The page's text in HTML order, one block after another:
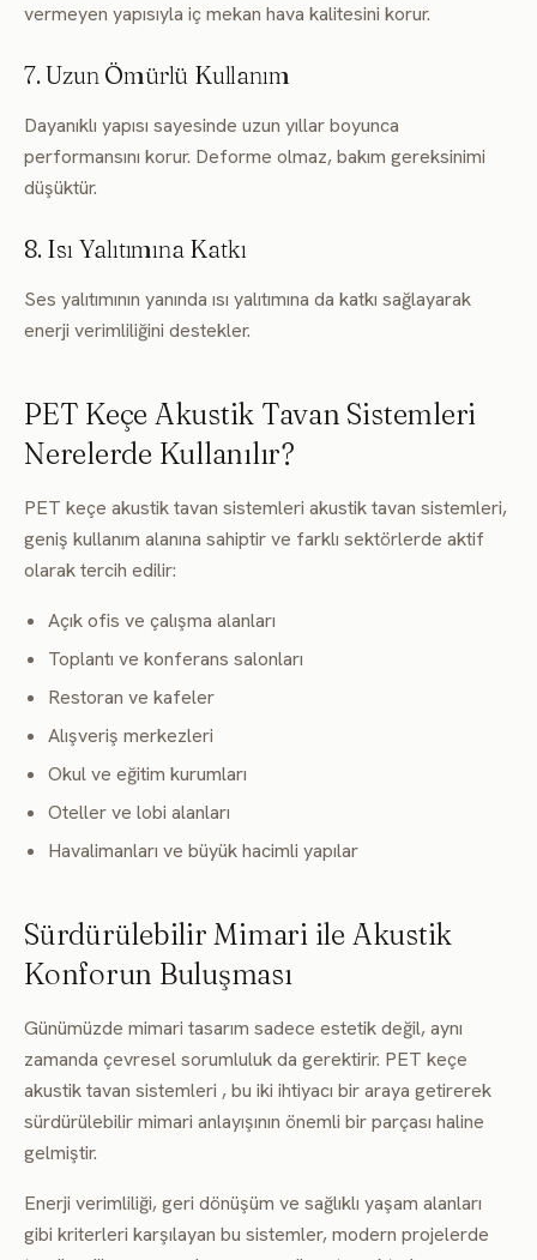
vermeyen yapısıyla iç mekan hava kalitesini korur.
7. Uzun Ömürlü Kullanım
Dayanıklı yapısı sayesinde uzun yıllar boyunca
performansını korur. Deforme olmaz, bakım gereksinimi
düşüktür.
8. Isı Yalıtımına Katkı
Ses yalıtımının yanında ısı yalıtımına da katkı sağlayarak
enerji verimliliğini destekler.
PET Keçe Akustik Tavan Sistemleri
Nerelerde Kullanılır?
PET keçe akustik tavan sistemleri akustik tavan sistemleri,
geniş kullanım alanına sahiptir ve farklı sektörlerde aktif
olarak tercih edilir:
Açık ofis ve çalışma alanları
Toplantı ve konferans salonları
Restoran ve kafeler
Alışveriş merkezleri
Okul ve eğitim kurumları
Oteller ve lobi alanları
Havalimanları ve büyük hacimli yapılar
Sürdürülebilir Mimari ile Akustik
Konforun Buluşması
Günümüzde mimari tasarım sadece estetik değil, aynı
zamanda çevresel sorumluluk da gerektirir. PET keçe
akustik tavan sistemleri , bu iki ihtiyacı bir araya getirerek
sürdürülebilir mimari anlayışının önemli bir parçası haline
gelmiştir.
Enerji verimliliği, geri dönüşüm ve sağlıklı yaşam alanları
gibi kriterleri karşılayan bu sistemler, modern projelerde